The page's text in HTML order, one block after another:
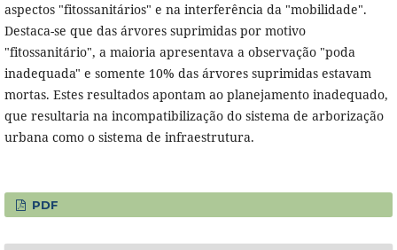
aspectos "fitossanitários" e na interferência da "mobilidade".
Destaca-se que das árvores suprimidas por motivo
"fitossanitário", a maioria apresentava a observação "poda
inadequada" e somente 10% das árvores suprimidas estavam
mortas. Estes resultados apontam ao planejamento inadequado,
que resultaria na incompatibilização do sistema de arborização
urbana como o sistema de infraestrutura.
PDF